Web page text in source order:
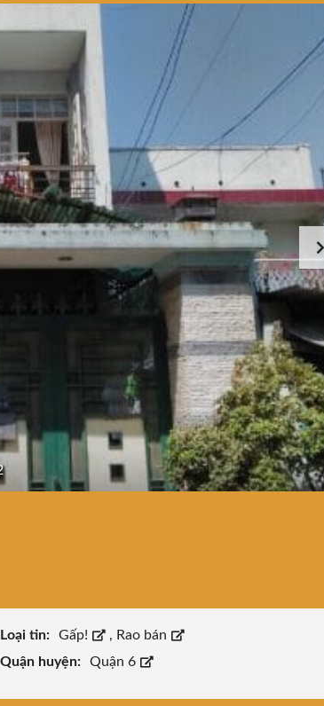
Loại tin: Gấp! , Rao bán
Quận huyện: Quận 6